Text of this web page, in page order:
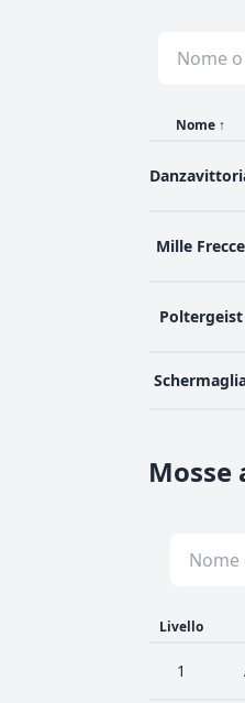
Nome ↑
Mille Frecce
Poltergeist
Livello
1